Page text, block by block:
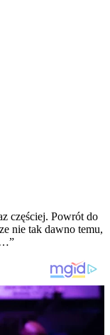
częściej. Powrót do
nie tak dawno temu,